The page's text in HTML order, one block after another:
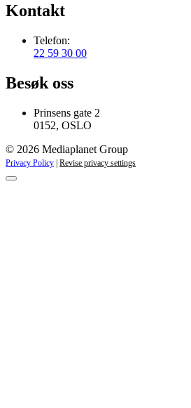
Kontakt
Telefon:
22 59 30 00
Besøk oss
Prinsens gate 2
0152, OSLO
© 2026 Mediaplanet Group
Privacy Policy | Revise privacy settings